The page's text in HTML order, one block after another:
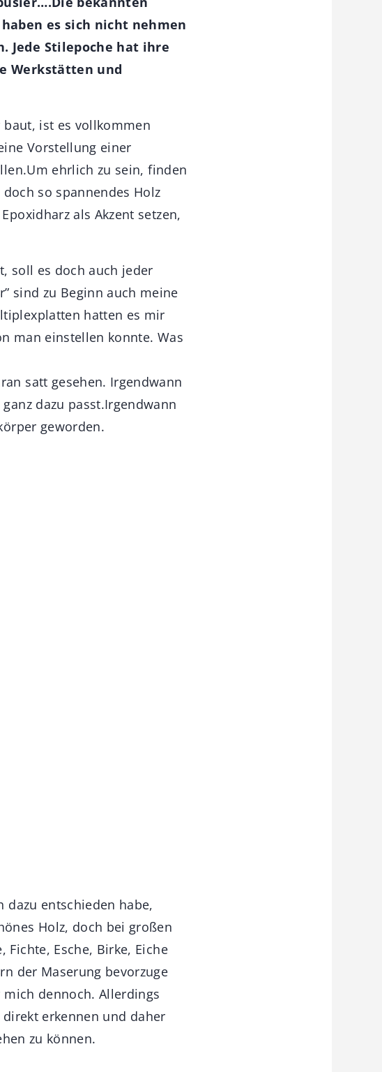
es sich nicht nehmen
Jede Stilepoche hat ihre
Werkstätten und
ist es vollkommen
Vorstellung einer
ehrlich zu sein, finden
so spannendes Holz
als Akzent setzen,
soll es doch auch jeder
sind zu Beginn auch meine
hatten es mir
man einstellen konnte. Was
satt gesehen. Irgendwann
dazu passt.Irgendwann
geworden.
dazu entschieden habe,
Holz, doch bei großen
Esche, Birke, Eiche
der Maserung bevorzuge
mich dennoch. Allerdings
erkennen und daher
zu können.